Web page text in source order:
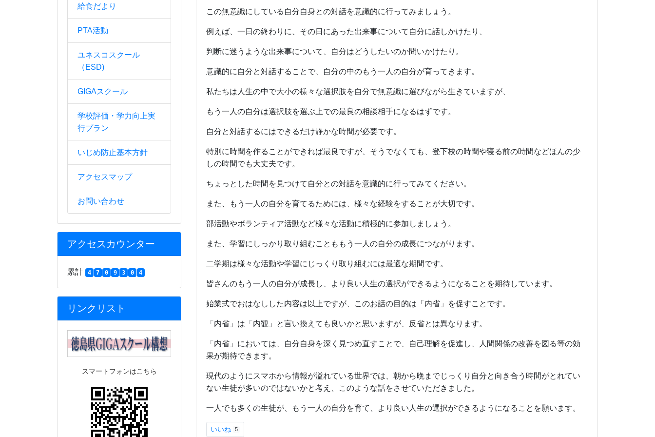
給食だより
PTA活動
ユネスコスクール
（ESD)
GIGAスクール
学校評価・学力向上実
行プラン
いじめ防止基本方針
アクセスマップ
お問い合わせ
アクセスカウンター
累計 4 7 0 9 3 0 4
リンクリスト
スマートフォンはこちら
この無意識にしている自分自身との対話を意識的に行ってみましょう。
例えば、一日の終わりに、その日にあった出来事について自分に話しかけたり、
判断に迷うような出来事について、自分はどうしたいのか問いかけたり。
意識的に自分と対話することで、自分の中のもう一人の自分が育ってきます。
私たちは人生の中で大小の様々な選択肢を自分で無意識に選びながら生きていますが、
もう一人の自分は選択肢を選ぶ上での最良の相談相手になるはずです。
自分と対話するにはできるだけ静かな時間が必要です。
特別に時間を作ることができれば最良ですが、そうでなくても、登下校の時間や寝る前の時間などほんの少
しの時間でも大丈夫です。
ちょっとした時間を見つけて自分との対話を意識的に行ってみてください。
また、もう一人の自分を育てるためには、様々な経験をすることが大切です。
部活動やボランティア活動など様々な活動に積極的に参加しましょう。
また、学習にしっかり取り組むことももう一人の自分の成長につながります。
二学期は様々な活動や学習にじっくり取り組むには最適な期間です。
皆さんのもう一人の自分が成長し、より良い人生の選択ができるようになることを期待しています。
始業式でおはなしした内容は以上ですが、このお話の目的は「内省」を促すことです。
「内省」は「内観」と言い換えても良いかと思いますが、反省とは異なります。
「内省」においては、自分自身を深く見つめ直すことで、自己理解を促進し、人間関係の改善を図る等の効
果が期待できます。
現代のようにスマホから情報が溢れている世界では、朝から晩までじっくり自分と向き合う時間がとれてい
ない生徒が多いのではないかと考え、このような話をさせていただきました。
一人でも多くの生徒が、もう一人の自分を育て、より良い人生の選択ができるようになることを願います。
いいね 5